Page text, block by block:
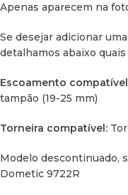
Apenas aparecem na
Se desejar adicionar
detalhamos abaixo
Escoamento
tampão (19-25 mm)
Torneira compatível:
Modelo descontinuado,
Dometic 9722R